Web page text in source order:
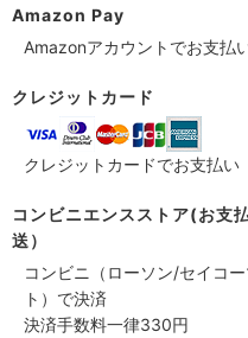
Amazon Pay
Amazonアカウントでお支払
クレジットカード
クレジットカードでお支払い
コンビニエンスストア(お支
送）
コンビニ（ローソン/セイコ
ト）で決済
決済手数料一律330円